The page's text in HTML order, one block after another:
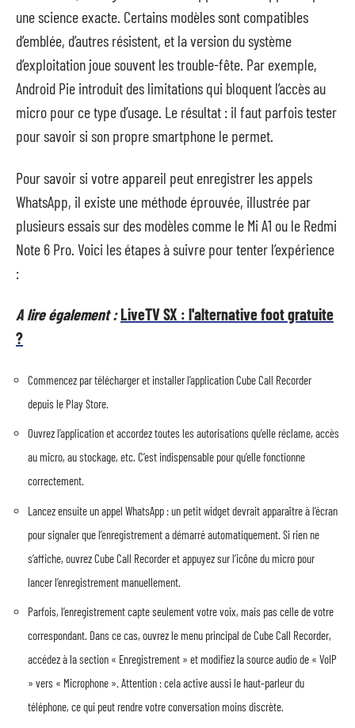
une science exacte. Certains modèles sont compatibles
d’emblée, d’autres résistent, et la version du système
d’exploitation joue souvent les trouble-fête. Par exemple,
Android Pie introduit des limitations qui bloquent l’accès au
micro pour ce type d’usage. Le résultat : il faut parfois tester
pour savoir si son propre smartphone le permet.
Pour savoir si votre appareil peut enregistrer les appels
WhatsApp, il existe une méthode éprouvée, illustrée par
plusieurs essais sur des modèles comme le Mi A1 ou le Redmi
Note 6 Pro. Voici les étapes à suivre pour tenter l’expérience
:
A lire également :LiveTV SX : l'alternative foot gratuite
?
Commencez par télécharger et installer l’application Cube Call Recorder
depuis le Play Store.
Ouvrez l’application et accordez toutes les autorisations qu’elle réclame, accès
au micro, au stockage, etc. C’est indispensable pour qu’elle fonctionne
correctement.
Lancez ensuite un appel WhatsApp : un petit widget devrait apparaître à l’écran
pour signaler que l’enregistrement a démarré automatiquement. Si rien ne
s’affiche, ouvrez Cube Call Recorder et appuyez sur l’icône du micro pour
lancer l’enregistrement manuellement.
Parfois, l’enregistrement capte seulement votre voix, mais pas celle de votre
correspondant. Dans ce cas, ouvrez le menu principal de Cube Call Recorder,
accédez à la section « Enregistrement » et modifiez la source audio de « VoIP
» vers « Microphone ». Attention : cela active aussi le haut-parleur du
téléphone, ce qui peut rendre votre conversation moins discrète.